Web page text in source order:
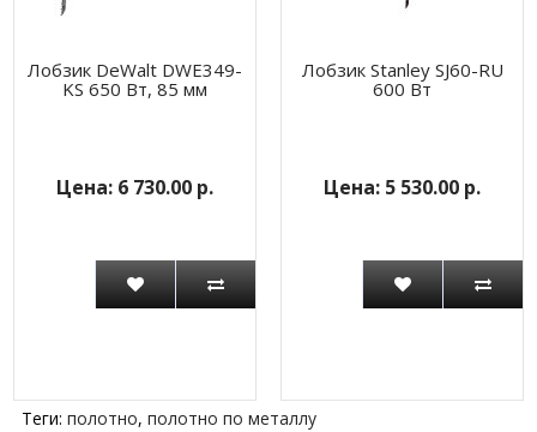
Лобзик DeWalt DWE349-
KS 650 Вт, 85 мм
6 730.00 р.
Лобзик Stanley SJ60-RU
600 Вт
5 530.00 р.
Теги: полотно, полотно по металлу